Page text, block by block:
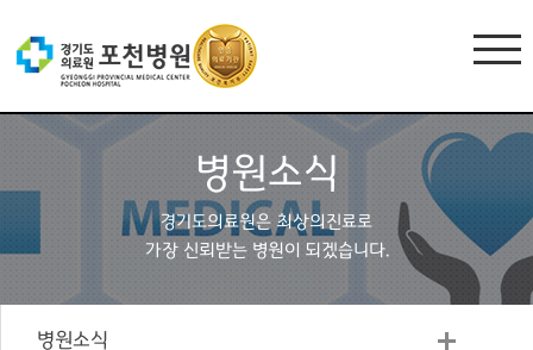
병원소식
경기도의료원은 최상의진료로
가장 신뢰받는 병원이 되겠습니다.
병원소식